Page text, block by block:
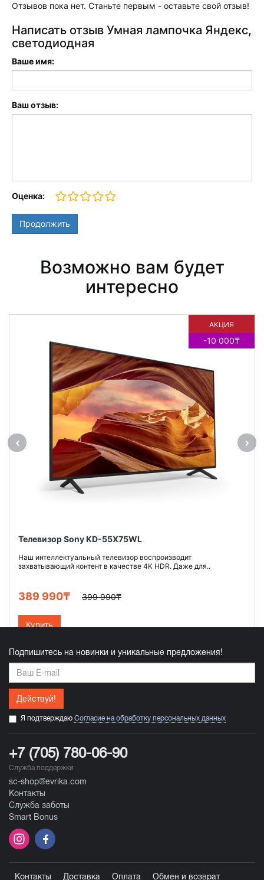
Отзывов пока нет. Станьте первым - оставьте свой отзыв!
Написать отзыв Умная лампочка Яндекс,
светодиодная
Ваше имя:
Ваш отзыв:
Оценка:
Продолжить
Возможно вам будет
интересно
АКЦИЯ
-10 000₸
Телевизор Sony KD-55X75WL
Наш интеллектуальный телевизор воспроизводит
захватывающий контент в качестве 4K HDR. Даже для..
389 990₸ 399 990₸
Купить
Подпишитесь на новинки и уникальные предложения!
Действуй!
Я подтверждаю Согласие на обработку персональных данных
+7 (705) 780-06-90
Служба поддержки
sc-shop@evrika.com
Контакты
Служба заботы
Smart Bonus
Контакты Доставка Оплата Обмен и возврат